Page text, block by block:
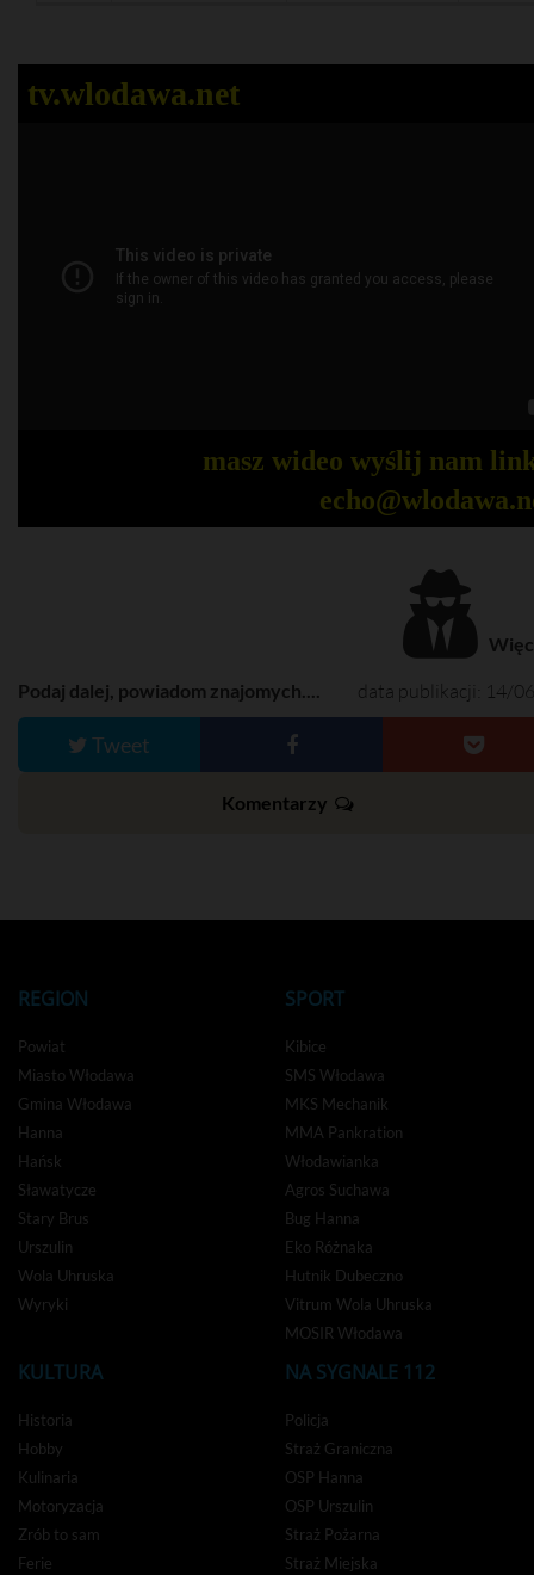
tv.wlodawa.net
masz wideo wyślij nam
data publikacji: 14/
Podaj dalej, powiadom znajomych....
Tweet
Komentarzy
REGION
Powiat
Miasto Włodawa
Gmina Włodawa
Hanna
Hańsk
Sławatycze
Stary Brus
Urszulin
Wola Uhruska
Wyryki
SPORT
Kibice
SMS Włodawa
MKS Mechanik
MMA Pankration
Włodawianka
Agros Suchawa
Bug Hanna
Eko Różnaka
Hutnik Dubeczno
Vitrum Wola Uhruska
MOSIR Włodawa
KULTURA
Historia
Hobby
Kulinaria
Motoryzacja
Zrób to sam
Ferie
NA SYGNALE 112
Policja
Straż Graniczna
OSP Hanna
OSP Urszulin
Straż Pożarna
Straż Miejska